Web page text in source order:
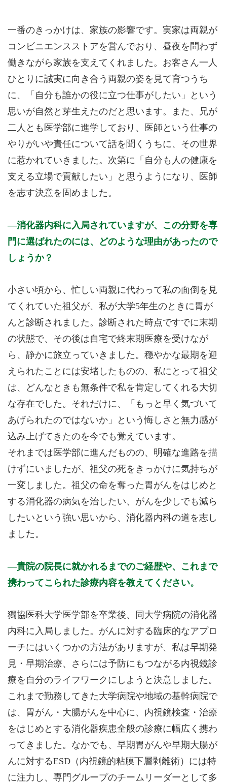
一番のきっかけは、家族の影響です。実家は両親が
コンビニエンスストアを営んでおり、昼夜を問わず
働きながら家族を支えてくれました。お客さん一人
ひとりに誠実に向き合う両親の姿を見て育つうち
に、「自分も誰かの役に立つ仕事がしたい」という
思いが自然と芽生えたのだと思います。また、兄が
二人とも医学部に進学しており、医師という仕事の
やりがいや責任について話を聞くうちに、その世界
に惹かれていきました。次第に「自分も人の健康を
支える立場で貢献したい」と思うようになり、医師
を志す決意を固めました。
消化器内科に入局されていますが、この分野を専
門に選ばれたのには、どのような理由があったので
しょうか？
小さい頃から、忙しい両親に代わって私の面倒を見
てくれていた祖父が、私が大学5年生のときに胃が
んと診断されました。診断された時点ですでに末期
の状態で、その後は自宅で終末期医療を受けなが
ら、静かに旅立っていきました。穏やかな最期を迎
えられたことには安堵したものの、私にとって祖父
は、どんなときも無条件で私を肯定してくれる大切
な存在でした。それだけに、「もっと早く気づいて
あげられたのではないか」という悔しさと無力感が
込み上げてきたのを今でも覚えています。
それまでは医学部に進んだものの、明確な進路を描
けずにいましたが、祖父の死をきっかけに気持ちが
一変しました。祖父の命を奪った胃がんをはじめと
する消化器の病気を治したい、がんを少しでも減ら
したいという強い思いから、消化器内科の道を志し
ました。
貴院の院長に就かれるまでのご経歴や、これまで
携わってこられた診療内容を教えてください。
獨協医科大学医学部を卒業後、同大学病院の消化器
内科に入局しました。がんに対する臨床的なアプロ
ーチにはいくつかの方法がありますが、私は早期発
見・早期治療、さらには予防にもつながる内視鏡診
療を自分のライフワークにしようと決意しました。
これまで勤務してきた大学病院や地域の基幹病院で
は、胃がん・大腸がんを中心に、内視鏡検査・治療
をはじめとする消化器疾患全般の診療に幅広く携わ
ってきました。なかでも、早期胃がんや早期大腸が
んに対するESD（内視鏡的粘膜下層剥離術）には特
に注力し、専門グループのチームリーダーとして多